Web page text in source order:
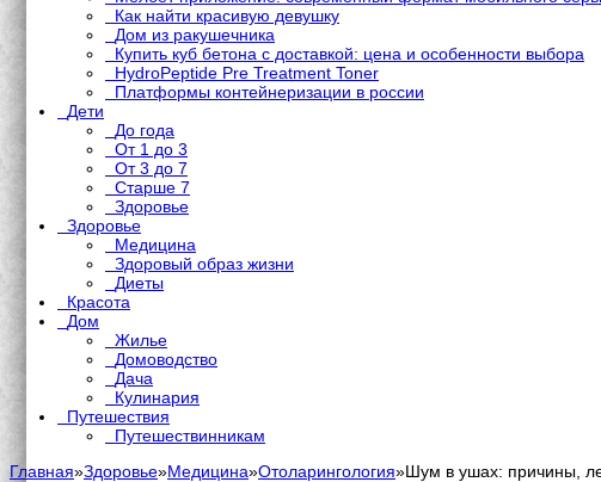
Как найти красивую девушку
Дом из ракушечника
Купить куб бетона с доставкой: цена и особенности выбора
HydroPeptide Pre Treatment Toner
Платформы контейнеризации в россии
Дети
До года
От 1 до 3
От 3 до 7
Старше 7
Здоровье
Здоровье
Медицина
Здоровый образ жизни
Диеты
Красота
Дом
Жилье
Домоводство
Дача
Кулинария
Путешествия
Путешествинникам
Главная»Здоровье»Медицина»Отоларингология»Шум в ушах: причины,